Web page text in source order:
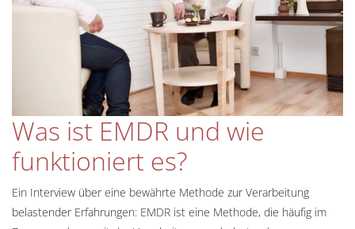
Was ist EMDR und wie
funktioniert es?
Ein Interview über eine bewährte Methode zur Verarbeitung
belastender Erfahrungen: EMDR ist eine Methode, die häufig im